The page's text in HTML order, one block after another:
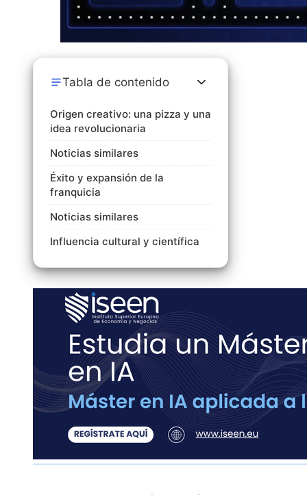
Tabla de contenido
Origen creativo: una pizza y una
idea revolucionaria
Noticias similares
Éxito y expansión de la
franquicia
Noticias similares
Influencia cultural y científica